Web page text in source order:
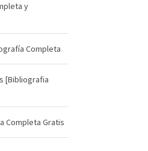
y
Completa
[Bibliografia
Completa Gratis